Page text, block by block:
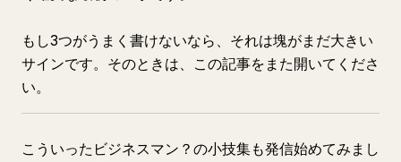
もし3つがうまく書けないなら、それは塊がまだ大きい
サインです。そのときは、この記事をまた開いてくださ
い。
こういったビジネスマン？の小技集も発信始めてみまし